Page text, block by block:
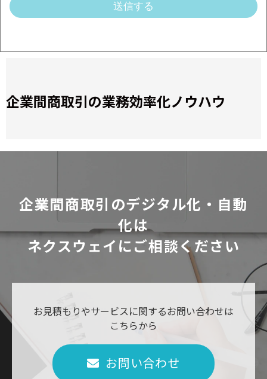
企業間商取引の業務効率化ノウハウ
企業間商取引のデジタル化・自動
化は
ネクスウェイにご相談ください
お見積もりやサービスに関するお問い合わせは
こちらから
お問い合わせ